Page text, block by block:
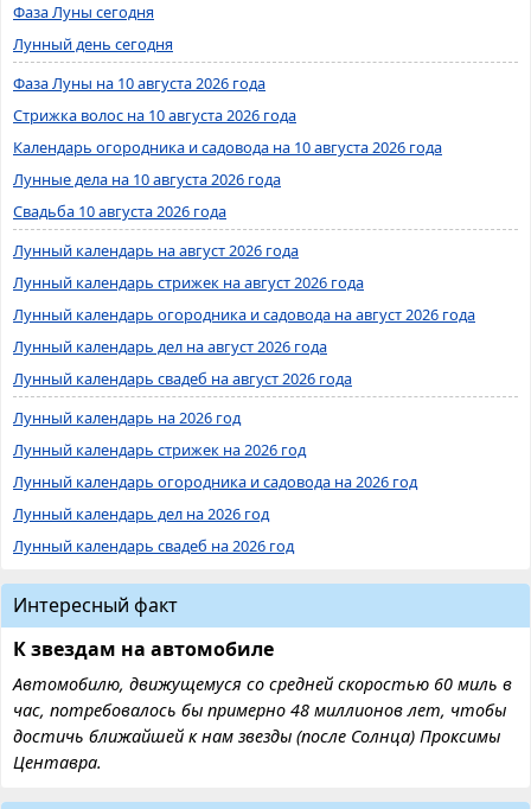
Фаза Луны сегодня
Лунный день сегодня
Фаза Луны на 10 августа 2026 года
Стрижка волос на 10 августа 2026 года
Календарь огородника и садовода на 10 августа 2026 года
Лунные дела на 10 августа 2026 года
Свадьба 10 августа 2026 года
Лунный календарь на август 2026 года
Лунный календарь стрижек на август 2026 года
Лунный календарь огородника и садовода на август 2026 года
Лунный календарь дел на август 2026 года
Лунный календарь свадеб на август 2026 года
Лунный календарь на 2026 год
Лунный календарь стрижек на 2026 год
Лунный календарь огородника и садовода на 2026 год
Лунный календарь дел на 2026 год
Лунный календарь свадеб на 2026 год
Интересный факт
К звездам на автомобиле
Автомобилю, движущемуся со средней скоростью 60 миль в
час, потребовалось бы примерно 48 миллионов лет, чтобы
достичь ближайшей к нам звезды (после Солнца) Проксимы
Центавра.